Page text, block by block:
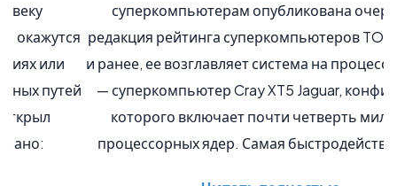
суперкомпьютерам опубликована очередная
редакция рейтинга суперкомпьютеров TOP500. Как
и ранее, ее возглавляет система на процессорах AMD
— суперкомпьютер Cray XT5 Jaguar, конфигурация
которого включает почти четверть миллиона
процессорных ядер. Самая быстродействующая…